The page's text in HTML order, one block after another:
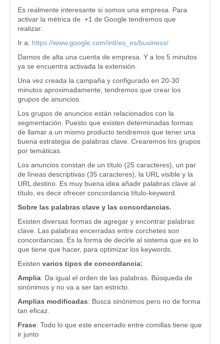
Es realmente interesante si somos una empresa. Para
activar la métrica de +1 de Google tendremos que
realizar:
Ir a: https://www.google.com/intl/es_es/business/
Darnos de alta una cuenta de empresa. Y a los 5 minutos
ya se encuentra activada la extensión.
Una vez creada la campaña y configurado en 20-30
minutos aproximadamente, tendremos que crear los
grupos de anuncios.
Los grupos de anuncios están relacionados con la
segmentación. Puesto que existen determinadas formas
de llamar a un mismo producto tendremos que tener una
buena estrategia de palabras clave. Crearemos los grupos
por temáticas.
Los anuncios constan de un título (25 caracteres), un par
de líneas descriptivas (35 caracteres), la URL visible y la
URL destino. Es muy buena idea añadir palabras clave al
título, es decir ofrecer concordancia título-keyword.
Sobre las palabras clave y las concordancias.
Existen diversas formas de agregar y encontrar palabras
clave. Las palabras encerradas entre corchetes son
concordancias. Es la forma de decirle al sistema que es lo
que tiene que hacer, para optimizar los keywords.
Existen varios tipos de concordancia:
Amplia: Da igual el orden de las palabras. Búsqueda de
sinónimos y no va a ser tan estricto.
Amplias modificadas: Busca sinónimos pero no de forma
tan eficaz.
Frase: Todo lo que este encerrado entre comillas tiene que
ir junto